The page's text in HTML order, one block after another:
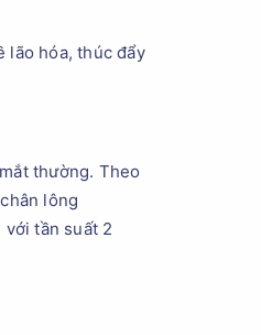
lão hóa, thúc đẩy
thường. Theo
lông
với tần suất 2